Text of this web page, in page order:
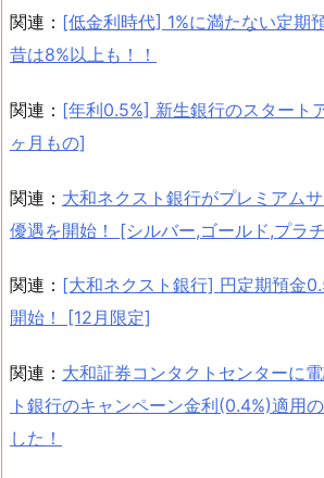
関連： [低金利時代] 1%に満たない定期
昔は8%以上も！！
関連： [年利0.5%] 新生銀行のスタート
ヶ月もの]
関連： 大和ネクスト銀行がプレミアム
優遇を開始！ [シルバー,ゴールド,プラ
関連： [大和ネクスト銀行] 円定期預金
開始！ [12月限定]
関連： 大和証券コンタクトセンターに
ト銀行のキャンペーン金利(0.4%)適用
した！